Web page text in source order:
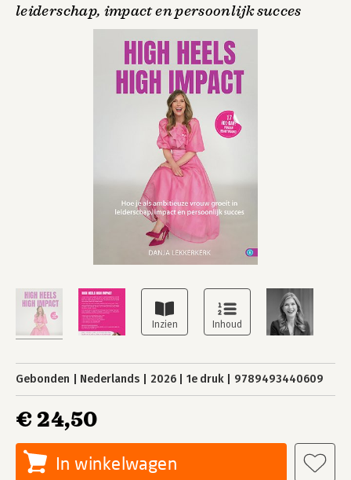
leiderschap, impact en persoonlijk succes
Gebonden Nederlands 2026 1e druk 9789493440609
€ 24,50
In winkelwagen